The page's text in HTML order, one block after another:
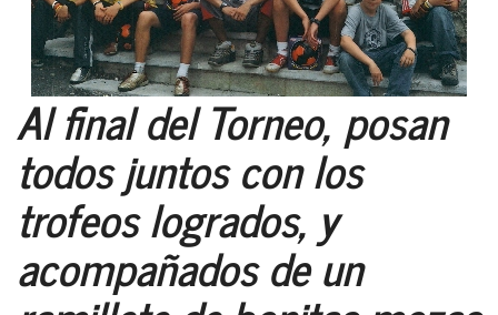
Al final del Torneo, posan
todos juntos con los
trofeos logrados, y
acompañados de un